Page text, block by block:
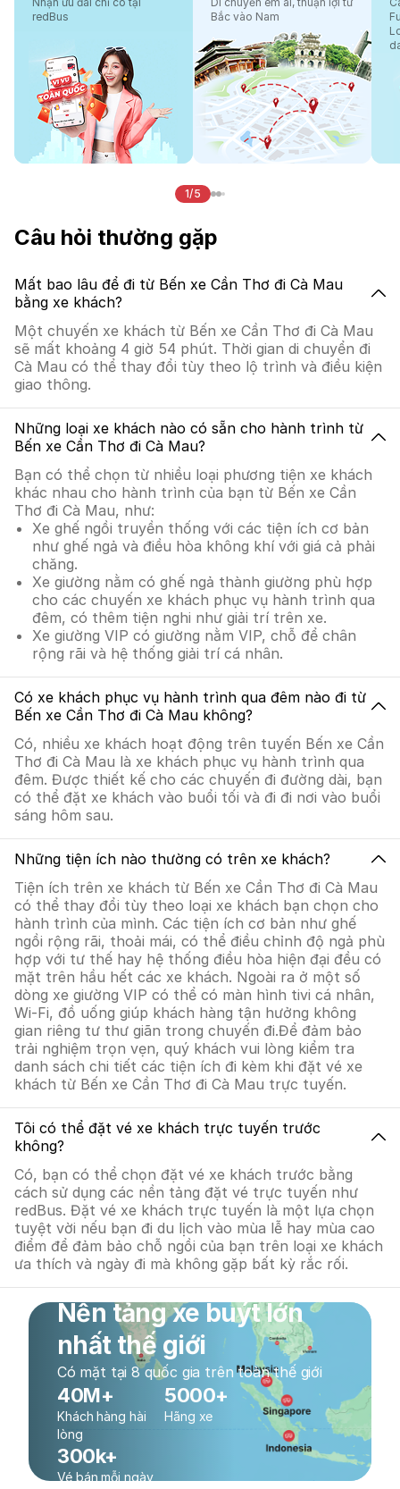
redBus
Bắc vào Nam
1/5
Câu hỏi thường gặp
Mất bao lâu để đi từ Bến xe Cần Thơ đi Cà Mau
bằng xe khách?
Một chuyến xe khách từ Bến xe Cần Thơ đi Cà Mau
sẽ mất khoảng 4 giờ 54 phút. Thời gian di chuyển đi
Cà Mau có thể thay đổi tùy theo lộ trình và điều kiện
giao thông.
Những loại xe khách nào có sẵn cho hành trình từ
Bến xe Cần Thơ đi Cà Mau?
Bạn có thể chọn từ nhiều loại phương tiện xe khách
khác nhau cho hành trình của bạn từ Bến xe Cần
Thơ đi Cà Mau, như:
Xe ghế ngồi truyền thống với các tiện ích cơ bản
như ghế ngả và điều hòa không khí với giá cả phải
chăng.
Xe giường nằm có ghế ngả thành giường phù hợp
cho các chuyến xe khách phục vụ hành trình qua
đêm, có thêm tiện nghi như giải trí trên xe.
Xe giường VIP có giường nằm VIP, chỗ để chân
rộng rãi và hệ thống giải trí cá nhân.
Có xe khách phục vụ hành trình qua đêm nào đi từ
Bến xe Cần Thơ đi Cà Mau không?
Có, nhiều xe khách hoạt động trên tuyến Bến xe Cần
Thơ đi Cà Mau là xe khách phục vụ hành trình qua
đêm. Được thiết kế cho các chuyến đi đường dài, bạn
có thể đặt xe khách vào buổi tối và đi đi nơi vào buổi
sáng hôm sau.
Những tiện ích nào thường có trên xe khách?
Tiện ích trên xe khách từ Bến xe Cần Thơ đi Cà Mau
có thể thay đổi tùy theo loại xe khách bạn chọn cho
hành trình của mình. Các tiện ích cơ bản như ghế
ngồi rộng rãi, thoải mái, có thể điều chỉnh độ ngả phù
hợp với tư thế hay hệ thống điều hòa hiện đại đều có
mặt trên hầu hết các xe khách. Ngoài ra ở một số
dòng xe giường VIP có thể có màn hình tivi cá nhân,
Wi-Fi, đồ uống giúp khách hàng tận hưởng không
gian riêng tư thư giãn trong chuyến đi.Để đảm bảo
trải nghiệm trọn vẹn, quý khách vui lòng kiểm tra
danh sách chi tiết các tiện ích đi kèm khi đặt vé xe
khách từ Bến xe Cần Thơ đi Cà Mau trực tuyến.
Tôi có thể đặt vé xe khách trực tuyến trước
không?
Có, bạn có thể chọn đặt vé xe khách trước bằng
cách sử dụng các nền tảng đặt vé trực tuyến như
redBus. Đặt vé xe khách trực tuyến là một lựa chọn
tuyệt vời nếu bạn đi du lịch vào mùa lễ hay mùa cao
điểm để đảm bảo chỗ ngồi của bạn trên loại xe khách
ưa thích và ngày đi mà không gặp bất kỳ rắc rối.
Nền tảng xe buýt lớn
nhất thế giới
Có mặt tại 8 quốc gia trên toàn thế giới
40M+
Khách hàng hài
lòng
5000+
Hãng xe
300k+
Vé bán mỗi ngày